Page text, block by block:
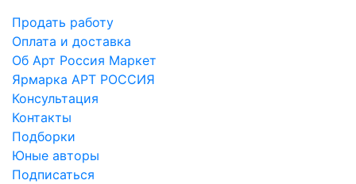
Продать работу
Оплата и доставка
Об Арт Россия Маркет
Ярмарка АРТ РОССИЯ
Консультация
Контакты
Подборки
Юные авторы
Подписаться